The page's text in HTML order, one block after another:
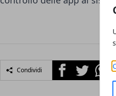
Condividi FacebookTwitter